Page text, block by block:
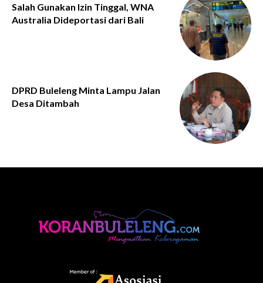
Salah Gunakan Izin Tinggal, WNA
Australia Dideportasi dari Bali
DPRD Buleleng Minta Lampu Jalan
Desa Ditambah